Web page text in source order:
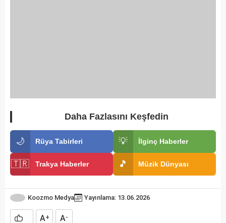
Daha Fazlasını Keşfedin
🌙 Rüya Tabirleri 💡 İlginç Haberler
🇹🇷 Trakya Haberler 🎵 Müzik Dünyası
Koozmo Medya Yayınlama: 13.06.2026
A+ A-